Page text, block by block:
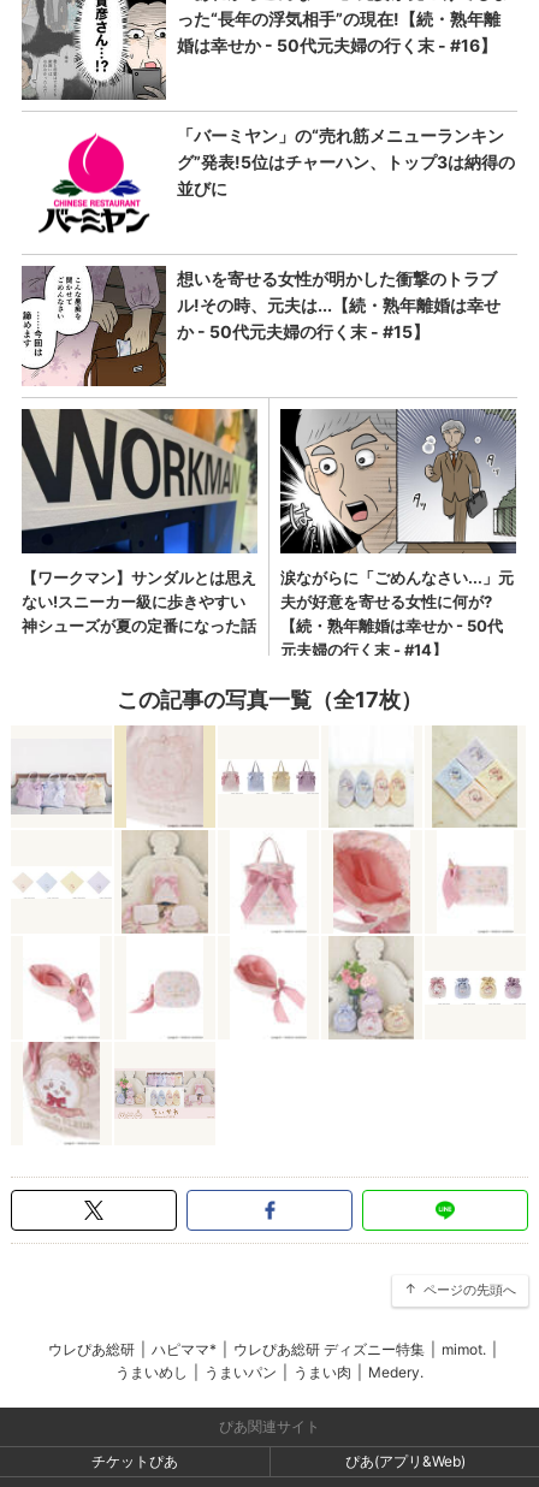
この記事の写真一覧（全17枚）
ページの先頭へ
ウレぴあ総研 ハピママ* ウレぴあ総研 ディズニー特集 mimot.
うまいめし
うまいパン うまい肉 Medery.
ぴあ関連サイト
チケットぴあ
ぴあ(アプリ&Web)